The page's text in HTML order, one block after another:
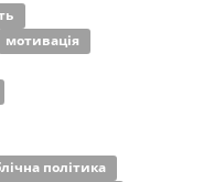
мотивація
політика